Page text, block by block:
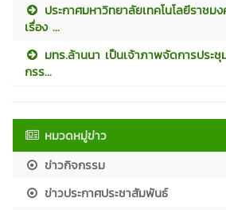
ประกาศมหาวิทยาลัยเทคโนโลยีราช
เรื่อง ...
มทร.ล้านนา เป็นเจ้าภาพจัดการประ
กรร...
หมวดหมู่ข่าว
ข่าวกิจกรรม
ข่าวประกาศประชาสัมพันธ์